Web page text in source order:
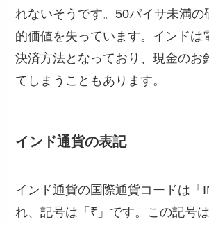
れないそうです。50パイサ未満の
的価値を失っています。インドは
決済方法となっており、現金のお
てしまうこともあります。
インド通貨の表記
インド通貨の国際通貨コードは「
れ、記号は「₹」です。この記号